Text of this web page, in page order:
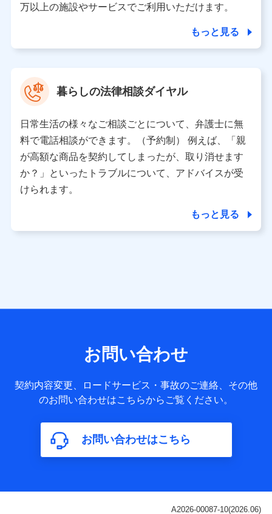
株式会社NTTドコモ 代表取締役社長 前田 義晃
東京都中央区日本橋人形町2-14-10 アーバンネット日本橋
ビル 3F
※ 当社および株式会社NTTドコモは、お客さまの情報を利
データ憲章」に定める行動原則を順守します 。
※ パーソナルデータダッシュボードの「第三者提供の管
理」の設定状態にかかわらず、共同利用する場合がありま
※ dポイントクラブ会員ではないお客さま（2019年12月11
日以降、一度もdポイントクラブ会員であったことがないお
個人データは、こちら の利用目的の範囲内に限って共同利
用します。
サービス提供等を通じて取得した、以下の情報などの個人デ
基本情報
氏名、電話番号、メールアドレス、お客さまの識別子、
属性、連絡先、dポイントサービスのご利用に関する情
構成、住所、dポイント残高、dポイント利用履歴などが
含まれます。
利用情報
ご契約状態・ご利用履歴インターネット利用時の行動に
万以上の施設やサービスでご利用いただけます。
もっと見る
暮らしの法律相談ダイヤル
日常生活の様々なご相談ごとについて、弁護士に無
料で電話相談ができます。（予約制） 例えば、「親
が高額な商品を契約してしまったが、取り消せます
か？」といったトラブルについて、アドバイスが受
けられます。
もっと見る
お問い合わせ
契約内容変更、ロードサービス・事故のご連絡、その他
のお問い合わせはこちらからご覧ください。
お問い合わせはこちら